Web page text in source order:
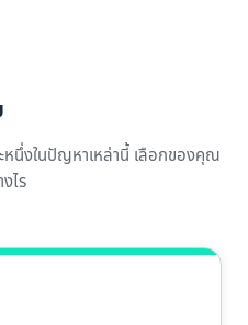
นึ่งในปัญหาเหล่านี้ เลือกของคุณ
ไร